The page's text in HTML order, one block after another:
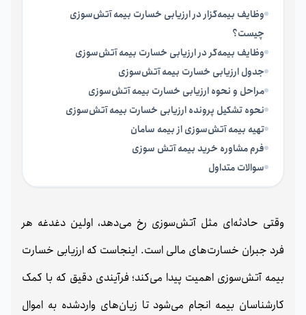
وظایف بیمه‌گزار در ارزیابی خسارت بیمه آتش‌سوزی
چیست؟
وظایف بیمه‌گر در ارزیابی خسارت بیمه آتش‌سوزی
جدول ارزیابی خسارت بیمه آتش‌سوزی
مراحل و نحوه ارزیابی خسارت بیمه آتش‌سوزی
نحوه تشکیل پرونده ارزیابی خسارت بیمه آتش‌سوزی
تهیه بیمه آتش‌سوزی از بیمه سامان
فرم مشاوره خرید بیمه آتش سوزی
سوالات متداول
وقتی حادثه‌ای مثل آتش‌سوزی رخ می‌دهد، اولین دغدغه هر
فرد جبران خسارت‌های مالی است. اینجاست که ارزیابی خسارت
بیمه آتش‌سوزی اهمیت پیدا می‌کند؛ فرآیندی دقیق که با کمک
کارشناسان بیمه انجام می‌شود تا زیان‌های واردشده به اموال